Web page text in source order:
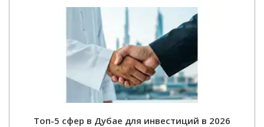
Топ-5 сфер в Дубае для инвестиций в 2026